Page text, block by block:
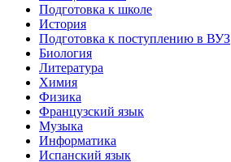
Подготовка к школе
История
Подготовка к поступлению в ВУЗ
Биология
Литература
Химия
Физика
Французский язык
Музыка
Информатика
Испанский язык